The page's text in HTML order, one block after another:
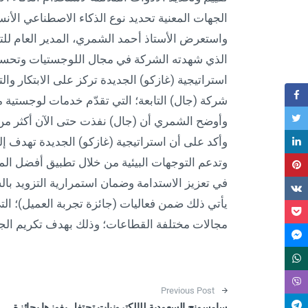
الجهات المعنية تحديد نوع الذكاء الاصطناعي
واستعرض الأستاذ أحمد الشمري، المدير العام
استراتيجية (غازكو) الجديدة تركز على
شركة (جال) التابعة؛ التي تقدّم خدمات لوجستية
وأوضح الشمري أن (جال) نفذت حتى الآن أكثر من 155 ألف رحلة، وتوظف أكثر من 700
وأكد على أن استراتيجية (غازكو) الجديدة تهدف
وتدعم التوجهات البيئية من خلال تطبيق أفضل
في تعزيز الاستدامة وضمان استمرارية التزويد
يأتي ذلك ضمن فعاليات (جائزة تجربة العميل)؛
مجالات مختلفة القطاعات؛ وذلك بهدف تكريم
Post navigation
Previous Post